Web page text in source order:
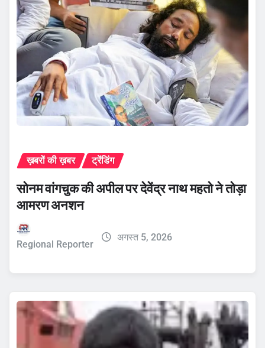
ख़बरों की ख़बर ट्रेंडिंग
सोनम वांगचुक की अपील पर देवेंद्र नाथ महतो ने तोड़ा
आमरण अनशन
Regional Reporter
अगस्त 5, 2026